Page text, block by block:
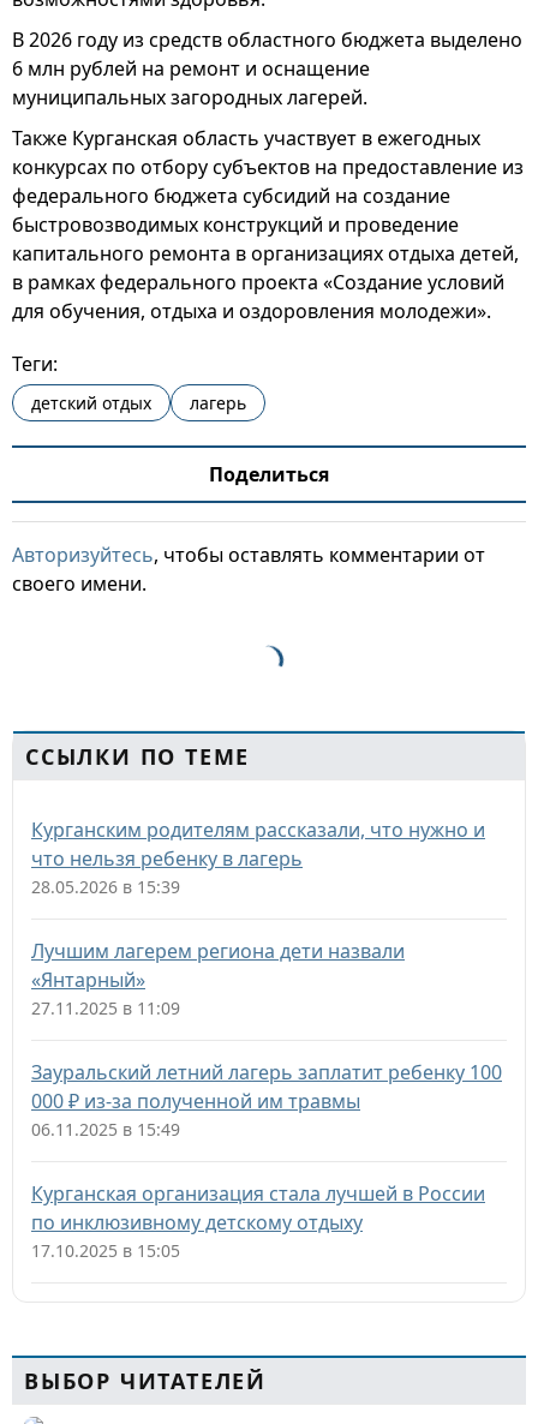
В 2026 году из средств областного бюджета выделено
6 млн рублей на ремонт и оснащение
муниципальных загородных лагерей.
Также Курганская область участвует в ежегодных
конкурсах по отбору субъектов на предоставление из
федерального бюджета субсидий на создание
быстровозводимых конструкций и проведение
капитального ремонта в организациях отдыха детей,
в рамках федерального проекта «Создание условий
для обучения, отдыха и оздоровления молодежи».
Теги:
детский отдых лагерь
Поделиться
Авторизуйтесь, чтобы оставлять комментарии от
своего имени.
ССЫЛКИ ПО ТЕМЕ
Курганским родителям рассказали, что нужно и
что нельзя ребенку в лагерь
28.05.2026 в 15:39
Лучшим лагерем региона дети назвали
«Янтарный»
27.11.2025 в 11:09
Зауральский летний лагерь заплатит ребенку 100
000 ₽ из-за полученной им травмы
06.11.2025 в 15:49
Курганская организация стала лучшей в России
по инклюзивному детскому отдыху
17.10.2025 в 15:05
ВЫБОР ЧИТАТЕЛЕЙ